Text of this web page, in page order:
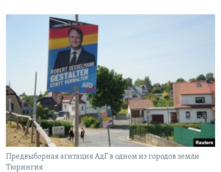
Предвыборная агитация АдГ в одном из городов земли
Тюрингия